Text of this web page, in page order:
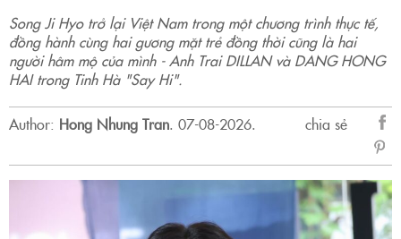
Song Ji Hyo trở lại Việt Nam trong một chương trình thực tế,
đồng hành cùng hai gương mặt trẻ đồng thời cũng là hai
người hâm mộ của mình - Anh Trai DILLAN và DANG HONG
HAI trong Tinh Hà "Say Hi".
Author: Hong Nhung Tran. 07-08-2026.
chia sẻ
sẻ